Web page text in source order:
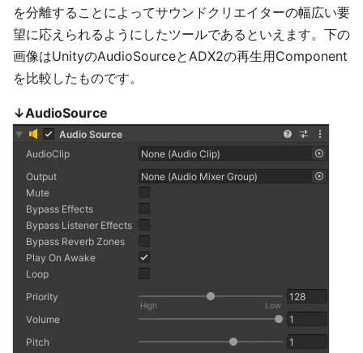
を分離することによってサウンドクリエイターの幅広い要
望に応えられるようにしたツールであるといえます。下の
画像はUnityのAudioSourceとADX2の再生用Component
を比較したものです。
↓AudioSource